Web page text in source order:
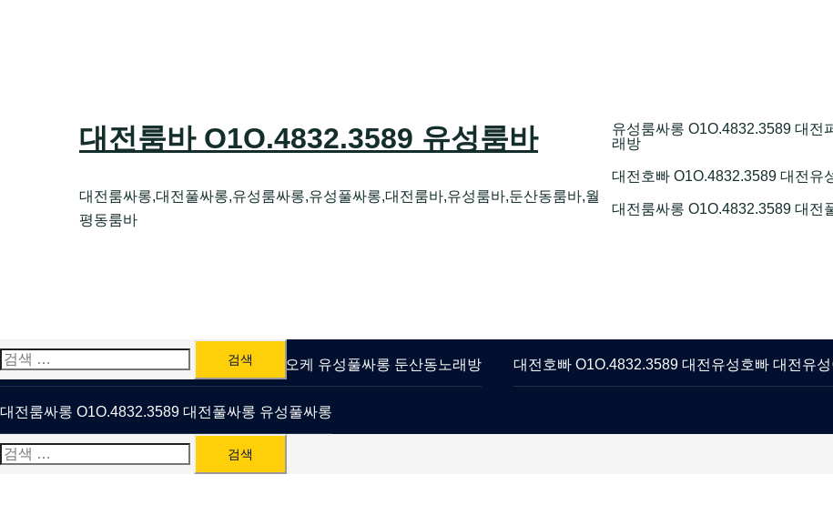
대전룸바 O1O.4832.3589 유성룸바
대전룸싸롱,대전풀싸롱,유성룸싸롱,유성풀싸롱,대전룸바,유성룸바,둔산동룸바,월
평동룸바
유성룸싸롱 O1O.4832.3589 대전
래방
대전호빠 O1O.4832.3589 대전유
대전룸싸롱 O1O.4832.3589 대전
검
색:
유성룸싸롱 O1O.4832.3589 대전퍼블릭가라오케 유성풀싸롱 둔산동노래방 대전호빠 O1O.4832.3589 대전유성호빠 대전유
대전룸싸롱 O1O.4832.3589 대전풀싸롱 유성풀싸롱
검